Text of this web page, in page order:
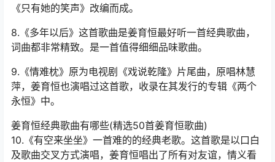
《只有她的笑声》改编而成。
8.《多年以后》这首歌曲是姜育恒最好听一首经典歌曲，
词曲都非常精致。是一首值得细细品味歌曲。
9.《情难枕》原为电视剧《戏说乾隆》片尾曲，原唱林慧
萍，姜育恒也演唱过这首歌，收录在其发行的专辑《两个
永恒》中。
姜育恒经典歌曲有哪些(精选50首姜育恒歌曲)
10.《有空来坐坐》一首难的的经典老歌。这首歌是以口白
及歌曲交叉方式演唱，姜育恒唱出了所有对友谊，情义看